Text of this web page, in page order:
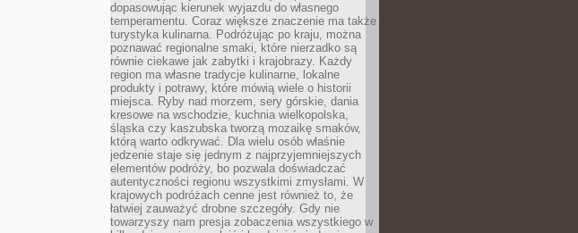
dopasowując kierunek wyjazdu do własnego
temperamentu. Coraz większe znaczenie ma także
turystyka kulinarna. Podróżując po kraju, można
poznawać regionalne smaki, które nierzadko są
równie ciekawe jak zabytki i krajobrazy. Każdy
region ma własne tradycje kulinarne, lokalne
produkty i potrawy, które mówią wiele o historii
miejsca. Ryby nad morzem, sery górskie, dania
kresowe na wschodzie, kuchnia wielkopolska,
śląska czy kaszubska tworzą mozaikę smaków,
którą warto odkrywać. Dla wielu osób właśnie
jedzenie staje się jednym z najprzyjemniejszych
elementów podróży, bo pozwala doświadczać
autentyczności regionu wszystkimi zmysłami. W
krajowych podróżach cenne jest również to, że
łatwiej zauważyć drobne szczegóły. Gdy nie
towarzyszy nam presja zobaczenia wszystkiego w